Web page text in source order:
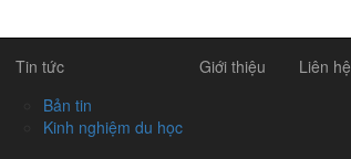
Tin tức
Bản tin
Kinh nghiệm du học
Giới thiệu Liên hệ